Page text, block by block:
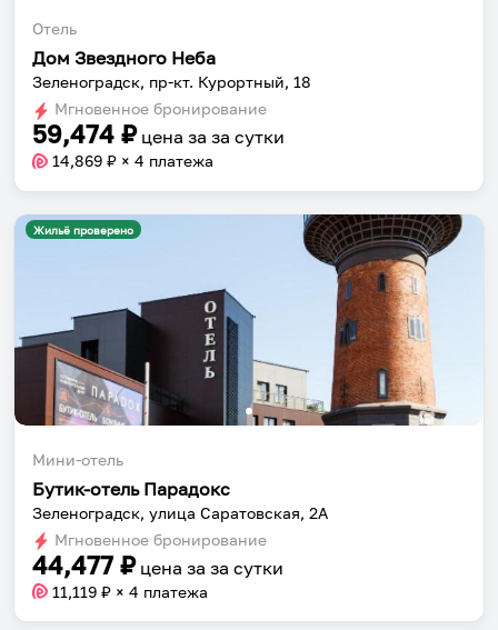
Отель
Дом Звездного Неба
Зеленоградск, пр-кт. Курортный, 18
Мгновенное бронирование
59,474 ₽ цена за за сутки
14,869 ₽ × 4 платежа
Жильё проверено
Мини-отель
Бутик-отель Парадокс
Зеленоградск, улица Саратовская, 2А
Мгновенное бронирование
44,477 ₽ цена за за сутки
11,119 ₽ × 4 платежа